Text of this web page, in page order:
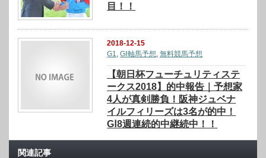
目！！
2018-12-15
G1
,GⅠ軸馬予想 ,無料競馬予想
【朝日杯フューチュリティステ
ークス2018】的中報告｜予想家
4人が真剣勝負！阪神ジュベナ
イルフィリーズは3名が的中！
GⅠ8週連続的中継続中！！
関連記事